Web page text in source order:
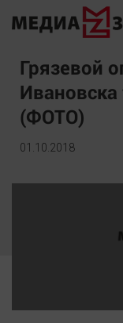
Новости
Экономика
Происшествия
Общество
Грязевой
(ФОТО)
01.10.2018